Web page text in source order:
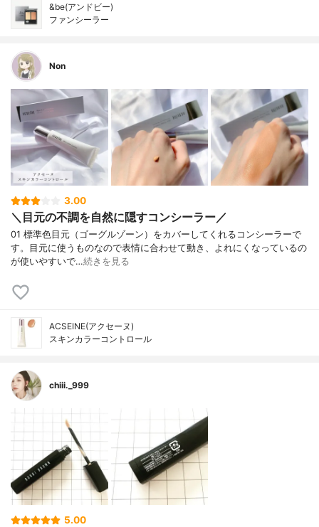
&be(アンドビー)
ファンシーラー
Non
3.00
＼目元の不調を自然に隠すコンシーラー／
01 標準色目元（ゴーグルゾーン）をカバーしてくれるコンシーラーで
す。目元に使うものなので表情に合わせて動き、よれにくなっているの
が使いやすいで…続きを見る
ACSEINE(アクセーヌ)
スキンカラーコントロール
chiii._999
5.00